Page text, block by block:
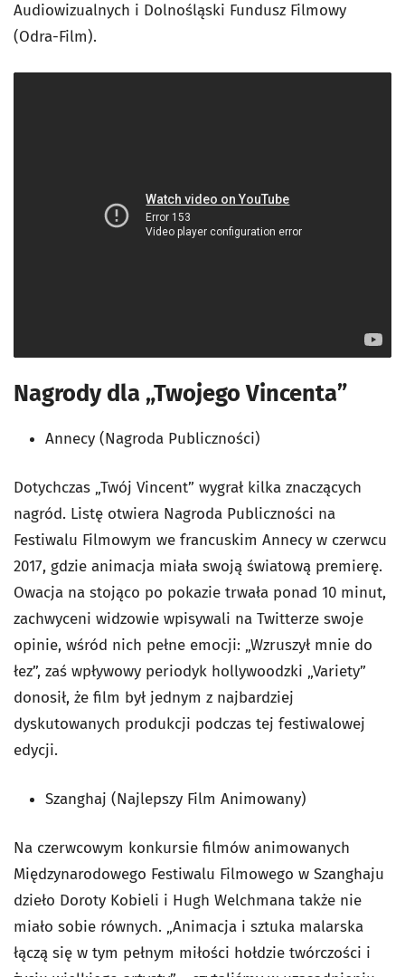
Audiowizualnych i Dolnośląski Fundusz Filmowy
(Odra-Film).
Nagrody dla „Twojego Vincenta”
Annecy (Nagroda Publiczności)
Dotychczas „Twój Vincent” wygrał kilka znaczących
nagród. Listę otwiera Nagroda Publiczności na
Festiwalu Filmowym we francuskim Annecy w czerwcu
2017, gdzie animacja miała swoją światową premierę.
Owacja na stojąco po pokazie trwała ponad 10 minut,
zachwyceni widzowie wpisywali na Twitterze swoje
opinie, wśród nich pełne emocji: „Wzruszył mnie do
łez”, zaś wpływowy periodyk hollywoodzki „Variety”
donosił, że film był jednym z najbardziej
dyskutowanych produkcji podczas tej festiwalowej
edycji.
Szanghaj (Najlepszy Film Animowany)
Na czerwcowym konkursie filmów animowanych
Międzynarodowego Festiwalu Filmowego w Szanghaju
dzieło Doroty Kobieli i Hugh Welchmana także nie
miało sobie równych. „Animacja i sztuka malarska
łączą się w tym pełnym miłości hołdzie twórczości i